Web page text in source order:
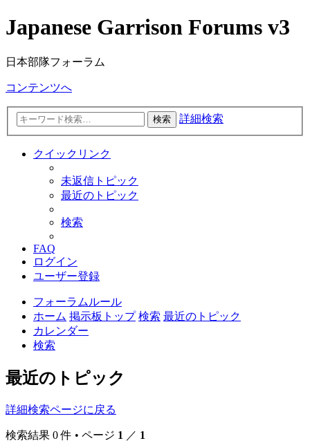
Japanese Garrison Forums v3
日本部隊フォーラム
コンテンツへ
検索 詳細検索
クイックリンク
未返信トピック
最近のトピック
検索
FAQ
ログイン
ユーザー登録
フォーラムルール
ホーム 掲示板トップ 検索 最近のトピック
カレンダー
検索
最近のトピック
詳細検索ページに戻る
検索結果 0 件 • ページ 1 ／ 1